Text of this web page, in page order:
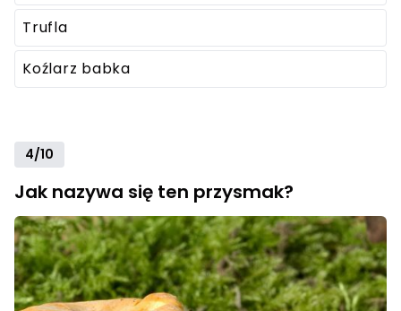
Trufla
Koźlarz babka
4/10
Jak nazywa się ten przysmak?